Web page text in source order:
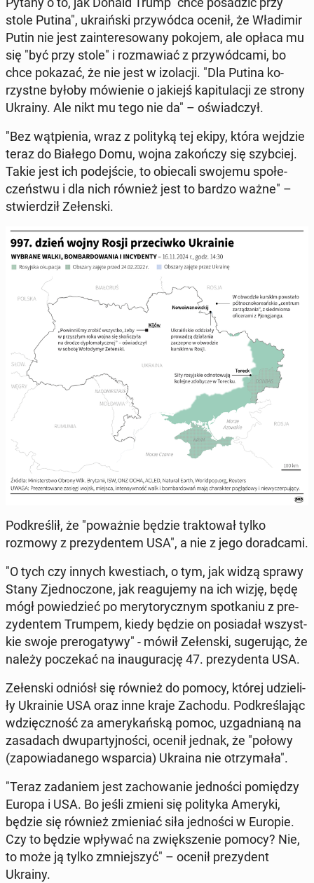
stole Putina", ukra­iń­ski przy­wód­ca ocenił, że Wła­di­mir
Putin nie jest za­in­te­re­so­wa­ny pokojem, ale opłaca mu
się "być przy stole" i roz­ma­wiać z przy­wód­ca­mi, bo
chce pokazać, że nie jest w izo­la­cji. "Dla Putina ko­
rzyst­ne byłoby mó­wie­nie o jakiejś ka­pi­tu­la­cji ze strony
Ukrainy. Ale nikt mu tego nie da" – oświad­czył.
"Bez wąt­pie­nia, wraz z po­li­ty­ką tej ekipy, która wejdzie
teraz do Białego Domu, wojna za­koń­czy się szyb­ciej.
Takie jest ich po­dej­ście, to obie­ca­li swojemu spo­łe­
czeń­stwu i dla nich również jest to bardzo ważne" –
stwier­dził Ze­łen­ski.
Pod­kre­ślił, że "po­waż­nie będzie trak­to­wał tylko
rozmowy z pre­zy­den­tem USA", a nie z jego do­rad­ca­mi.
"O tych czy innych kwe­stiach, o tym, jak widzą sprawy
Stany Zjed­no­czo­ne, jak re­agu­je­my na ich wizję, będę
mógł po­wie­dzieć po me­ry­to­rycz­nym spo­tka­niu z pre­
zy­den­tem Trumpem, kiedy będzie on po­sia­dał wszyst­
kie swoje pre­ro­ga­ty­wy" - mówił Ze­łen­ski, su­ge­ru­jąc, że
należy po­cze­kać na in­au­gu­ra­cję 47. pre­zy­den­ta USA.
Ze­łen­ski odniósł się również do pomocy, której udzie­li­
ły Ukra­inie USA oraz inne kraje Zachodu. Pod­kre­śla­jąc
wdzięcz­ność za ame­ry­kań­ską pomoc, uzgad­nia­ną na
za­sa­dach dwu­par­tyj­no­ści, ocenił jednak, że "połowy
(za­po­wia­da­ne­go wspar­cia) Ukraina nie otrzy­ma­ła".
"Teraz za­da­niem jest za­cho­wa­nie jed­no­ści po­mię­dzy
Europa i USA. Bo jeśli zmieni się po­li­ty­ka Ameryki,
będzie się również zmie­niać siła jed­no­ści w Europie.
Czy to będzie wpływać na zwięk­sze­nie pomocy? Nie,
to może ją tylko zmniej­szyć" – ocenił pre­zy­dent
Ukrainy.